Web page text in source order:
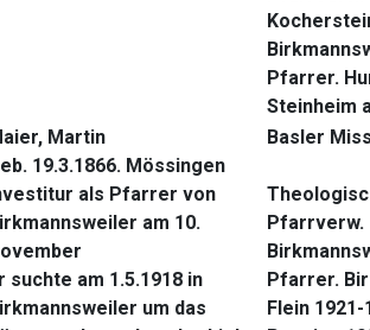
Pfarrer.
Steinheim
Martin
19.3.1866. Mössingen
als Pfarrer von
am 10.
suchte am 1.5.1918 in
um das
Basler
Pfarrverw.
Pfarrer.
Flein 1921-